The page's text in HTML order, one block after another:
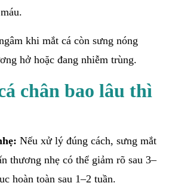
khi mắt cá còn sưng nóng
hở hoặc đang nhiễm trùng.
chân bao lâu thì
Nếu xử lý đúng cách, sưng mắt
thương nhẹ có thể giảm rõ sau 3–
hoàn toàn sau 1–2 tuần.